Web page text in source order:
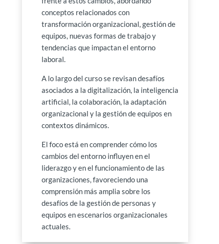
conceptos relacionados con
transformación organizacional, gestión de
equipos, nuevas formas de trabajo y
tendencias que impactan el entorno
laboral.
A lo largo del curso se revisan desafíos
asociados a la digitalización, la inteligencia
artificial, la colaboración, la adaptación
organizacional y la gestión de equipos en
contextos dinámicos.
El foco está en comprender cómo los
cambios del entorno influyen en el
liderazgo y en el funcionamiento de las
organizaciones, favoreciendo una
comprensión más amplia sobre los
desafíos de la gestión de personas y
equipos en escenarios organizacionales
actuales.